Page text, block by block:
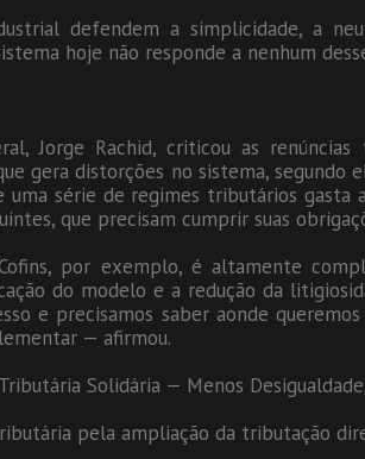
defendem a simplicidade, a
hoje não responde a nenhum
Jorge Rachid, criticou as
gera distorções no sistema, segundo
uma série de regimes tributários gasta
que precisam cumprir suas
por exemplo, é altamente
do modelo e a redução da
e precisamos saber aonde
— afirmou.
Solidária — Menos
pela ampliação da tributação